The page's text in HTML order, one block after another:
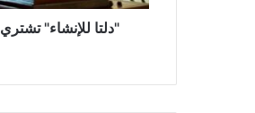
"دلتا للإنشاء" تشتري 28.4 ألف سهم خزينة